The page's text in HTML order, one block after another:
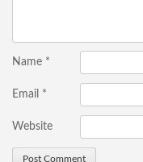
Name *
Email *
Website